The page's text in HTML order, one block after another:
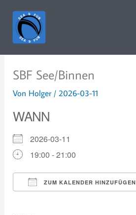
Inhalt
springen
SBF See/Binnen
Von Holger /2026-03-11
WANN
2026-03-11
19:00 - 21:00
ZUM KALENDER HINZUFÜGEN